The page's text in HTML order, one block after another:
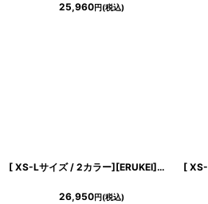
25,960円(税込)
[ XS-Lサイズ / 2カラー][ERUKEI]総レース・ネックビジュー・ラインストーン・ノースリーブ・スリット・マーメイド・ロングドレス[送料無料]
26,950円(税込)